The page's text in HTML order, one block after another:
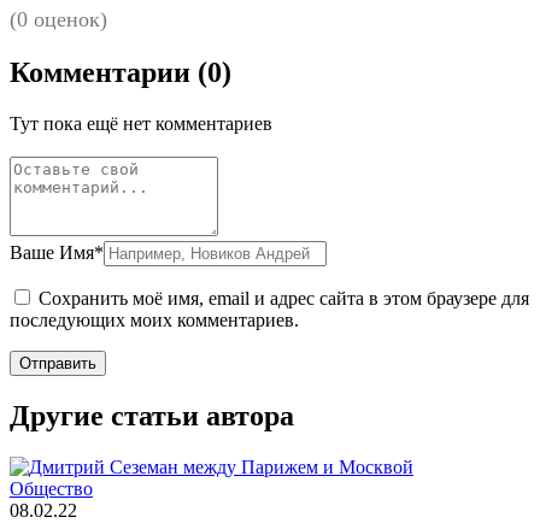
(0 оценок)
Комментарии (0)
Тут пока ещё нет комментариев
Ваше Имя*
Сохранить моё имя, email и адрес сайта в этом браузере для
последующих моих комментариев.
Отправить
Другие статьи автора
Общество
08.02.22